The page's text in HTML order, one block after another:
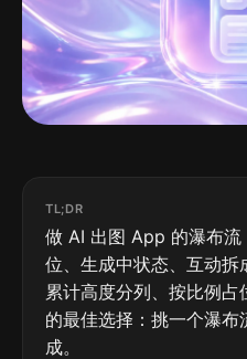
TL;DR
做 AI 出图 App 的瀑布流
位、生成中状态、互动
累计高度分列、按比例
的最佳选择：挑一个瀑
成。